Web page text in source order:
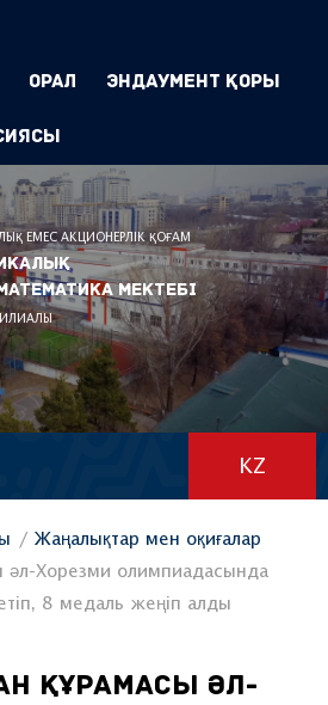
Орал Эндаумент Қоры
ЕМЕС АКЦИОНЕРЛІК ҚОҒАМ
мектебі
KZ
Жаңалықтар мен оқиғалар
әл-Хорезми олимпиадасында
8 медаль жеңіп алды
ҚҰРАМАСЫ ӘЛ-